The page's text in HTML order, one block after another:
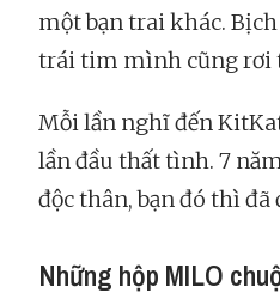
một bạn trai khác.
trái tim mình cũng rơi
Mỗi lần nghĩ đến
lần đầu thất tình. 7
độc thân, bạn đó thì đã
Những hộp MILO